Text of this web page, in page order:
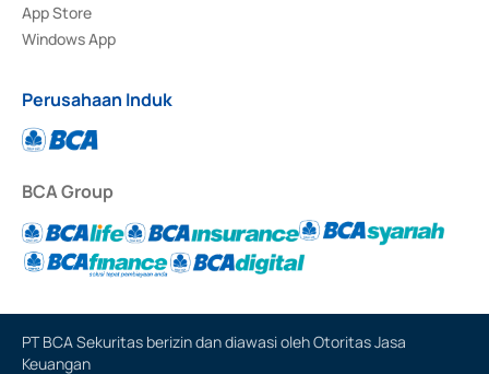
App Store
Windows App
Perusahaan Induk
BCA Group
PT BCA Sekuritas berizin dan diawasi oleh Otoritas Jasa
Keuangan